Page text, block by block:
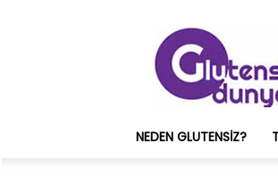
NEDEN GLUTENSIZ?